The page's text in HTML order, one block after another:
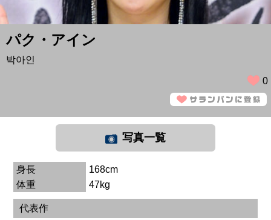
パク・アイン
박아인
0
写真一覧
身長
168cm
体重
47kg
代表作